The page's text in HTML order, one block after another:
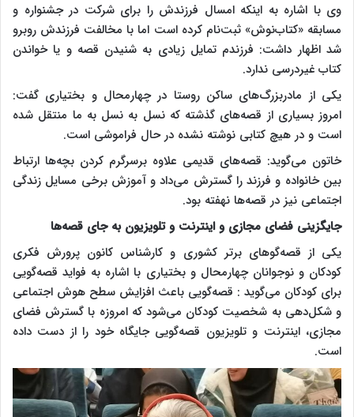
وی با اشاره به اینکه امسال فرزندش را برای شرکت در جشنواره و
مسابقه «کتاب‌نوش» ثبت‌نام کرده است اما با مخالفت فرزندش روبرو
شد اظهار داشت: فرزندم تمایل زیادی به شنیدن قصه و یا خواندن
کتاب غیردرسی ندارد.
یکی از مادربزرگ‌های ساکن روستا در چهارمحال و بختیاری گفت:
امروز بسیاری از قصه‌های گذشته که نسل به نسل به ما منتقل شده
است و در هیچ کتابی نوشته نشده در حال فراموشی است.
خاتون می‌گوید: قصه‌های قدیمی علاوه برسرگرم کردن بچه‌ها ارتباط
بین خانواده و فرزند را گسترش می‌داد و آموزش برخی مسایل زندگی
اجتماعی نیز در قصه‌ها نهفته بود.
جایگزینی فضای مجازی و اینترنت و تلویزیون به جای قصه‌ها
یکی از قصه‌گوهای برتر کشوری و کارشناس کانون پرورش فکری
کودکان و نوجوانان چهارمحال و بختیاری با اشاره به فواید قصه‌گویی
برای کودکان می‌گوید : قصه‌گویی باعث افزایش سطح هوش اجتماعی
و شکل‌دهی به شخصیت کودکان می‌شود که امروزه با گسترش فضای
مجازی، اینترنت و تلویزیون قصه‌گویی جایگاه خود را از دست داده
است.